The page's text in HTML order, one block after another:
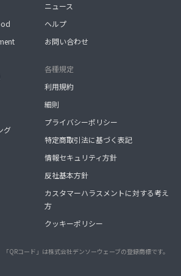
グ
ニュース
ヘルプ
お問い合わせ
各種規定
利用規約
細則
プライバシーポリシー
特定商取引法に基づく表記
情報セキュリティ方針
反社基本方針
カスタマーハラスメントに対する考え
方
クッキーポリシー
「QRコード」は株式会社デンソーウェーブの登録商標です。